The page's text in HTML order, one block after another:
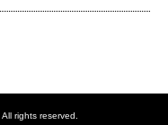
All rights reserved.